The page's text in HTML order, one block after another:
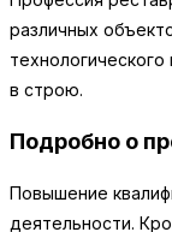
различных
в строю.
Подробно о
Повышение
деятельности.